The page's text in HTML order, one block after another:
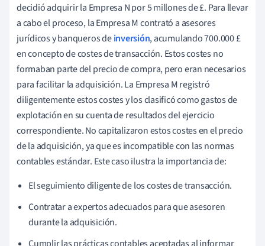
decidió adquirir la Empresa N por 5 millones de £. Para llevar
a cabo el proceso, la Empresa M contrató a asesores
jurídicos y banqueros deinversión, acumulando 700.000 £
en concepto de costes de transacción. Estos costes no
formaban parte del precio de compra, pero eran necesarios
para facilitar la adquisición. La Empresa M registró
diligentemente estos costes y los clasificó como gastos de
explotación en su cuenta de resultados del ejercicio
correspondiente. No capitalizaron estos costes en el precio
de la adquisición, ya que es incompatible con las normas
contables estándar. Este caso ilustra la importancia de:
El seguimiento diligente de los costes de transacción.
Contratar a expertos adecuados para que asesoren
durante la adquisición.
Cumplir las prácticas contables aceptadas al informar